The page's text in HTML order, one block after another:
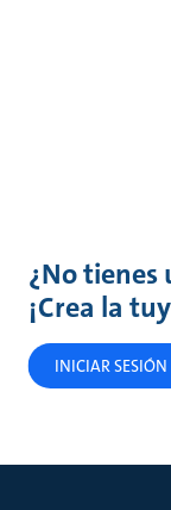
¿No tienes
¡Crea la
INICIAR SESIÓN